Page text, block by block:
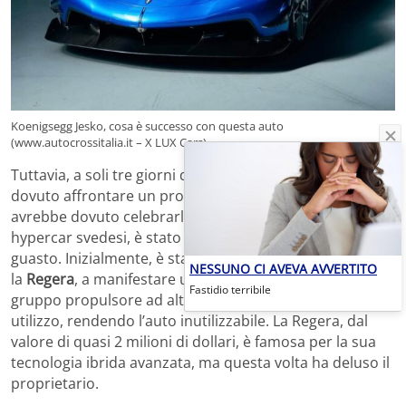
Koenigsegg Jesko, cosa è successo con questa auto
(www.autocrossitalia.it – X LUX Cars)
Tuttavia, a soli tre giorni dall’acquisto, Hamilton ha
dovuto affrontare un problema serio. L’evento che
avrebbe dovuto celebrarlo, un raduno dedicato alle
hypercar svedesi, è stato annullato a causa di un
guasto. Inizialmente, è stata la sua seconda Koenigsegg,
la Regera, a manifestare un malfunzionamento al
gruppo propulsore ad alto voltaggio dopo soli 6,5 km di
utilizzo, rendendo l’auto inutilizzabile. La Regera, dal
valore di quasi 2 milioni di dollari, è famosa per la sua
tecnologia ibrida avanzata, ma questa volta ha deluso il
proprietario.
NESSUNO CI AVEVA AVVERTITO
Fastidio terribile